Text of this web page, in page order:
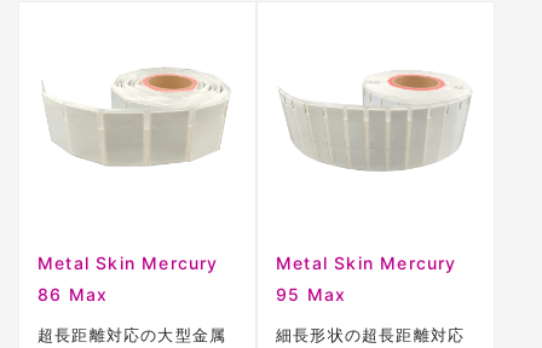
Metal Skin Mercury
86 Max
超長距離対応の大型金属
Metal Skin Mercury
95 Max
細長形状の超長距離対応